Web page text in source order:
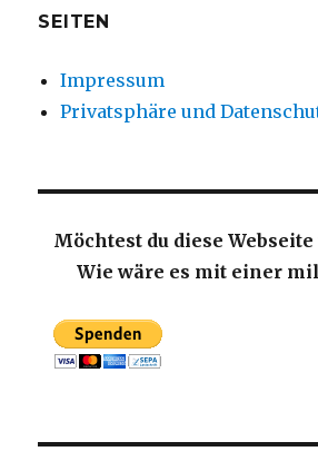
SEITEN
Impressum
Privatsphäre und
Möchtest du diese
Wie wäre es mit einer